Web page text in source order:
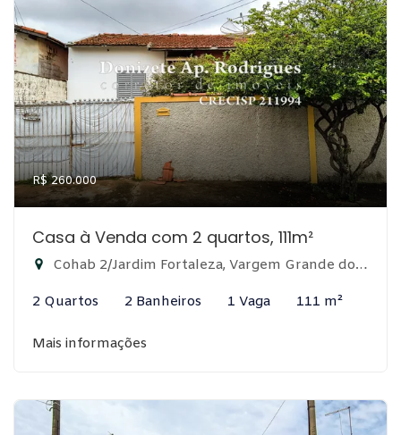
R$ 260.000
Casa à Venda com 2 quartos, 111m²
Cohab 2/Jardim Fortaleza, Vargem Grande do Sul-SP
2 Quartos 2 Banheiros 1 Vaga 111 m²
Mais informações